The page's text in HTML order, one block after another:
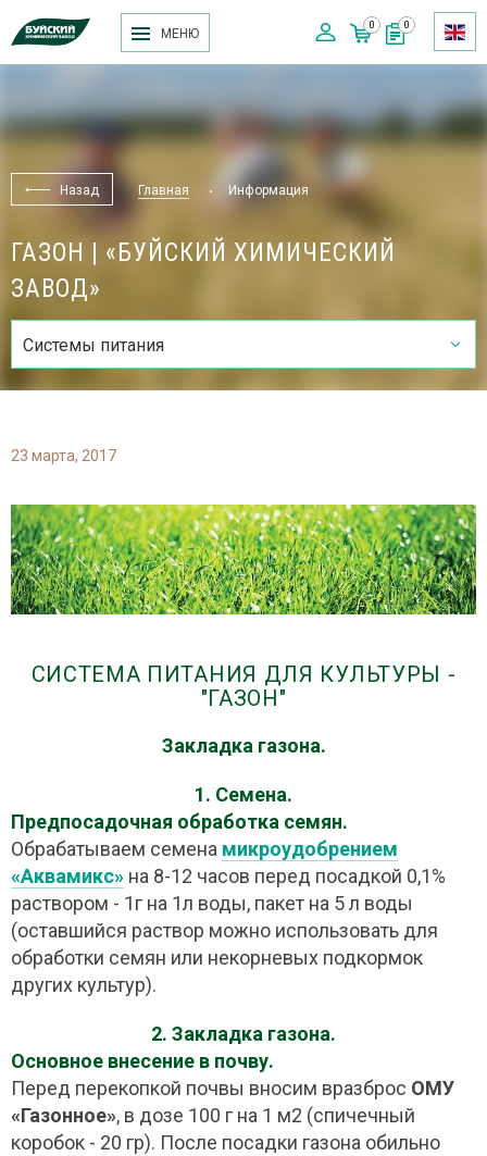
МЕНЮ
0 0
Назад Главная Информация
ГАЗОН | «БУЙСКИЙ ХИМИЧЕСКИЙ
ЗАВОД»
Системы питания
23 марта, 2017
СИСТЕМА ПИТАНИЯ ДЛЯ КУЛЬТУРЫ -
"ГАЗОН"
Закладка газона.
1. Семена.
Предпосадочная обработка семян.
Обрабатываем семена микроудобрением
«Аквамикс» на 8-12 часов перед посадкой 0,1%
раствором - 1г на 1л воды, пакет на 5 л воды
(оставшийся раствор можно использовать для
обработки семян или некорневых подкормок
других культур).
2. Закладка газона.
Основное внесение в почву.
Перед перекопкой почвы вносим вразброс ОМУ
«Газонное», в дозе 100 г на 1 м2 (спичечный
коробок - 20 гр). После посадки газона обильно